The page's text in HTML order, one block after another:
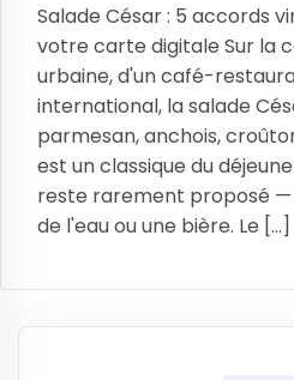
Salade César : 5 accords
votre carte digitale Sur la
urbaine, d'un café-
international, la salade
parmesan, anchois,
est un classique du
reste rarement proposé
de l'eau ou une bière. Le [...]